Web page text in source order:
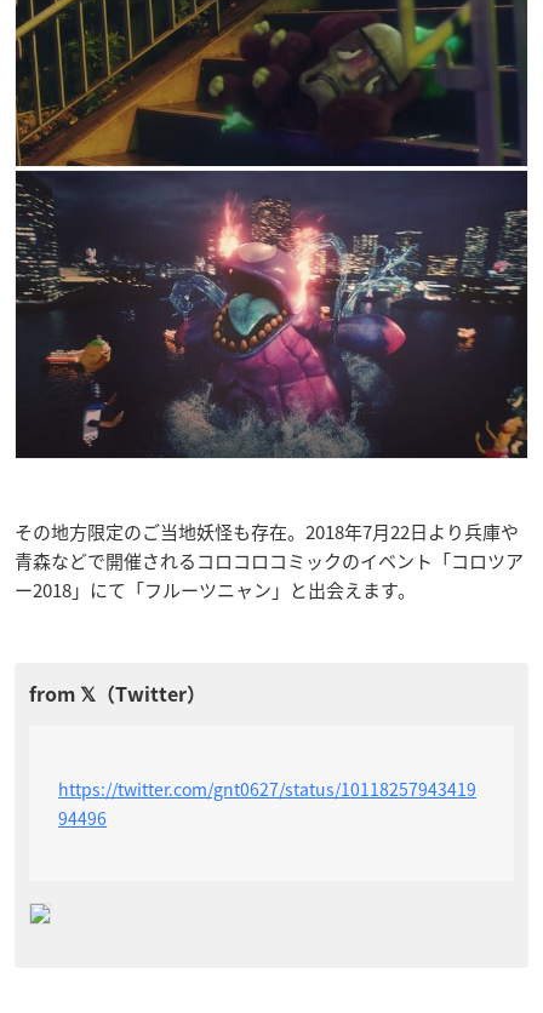
その地方限定のご当地妖怪も存在。2018年7月22日より兵庫や
青森などで開催されるコロコロコミックのイベント「コロツア
ー2018」にて「フルーツニャン」と出会えます。
https://twitter.com/gnt0627/status/10118257943419
94496